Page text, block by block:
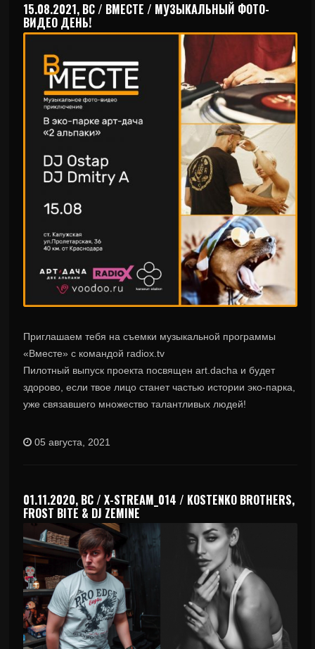
15.08.2021, ВС / ВМЕСТЕ / МУЗЫКАЛЬНЫЙ ФОТО-
ВИДЕО ДЕНЬ!
Приглашаем тебя на съемки музыкальной программы
«Вместе» с командой radiox.tv
Пилотный выпуск проекта посвящен art.dacha и будет
здорово, если твое лицо станет частью истории эко-парка,
уже связавшего множество талантливых людей!
05 августа, 2021
01.11.2020, ВС / X-STREAM_014 / KOSTENKO BROTHERS,
FROST BITE & DJ ZEMINE